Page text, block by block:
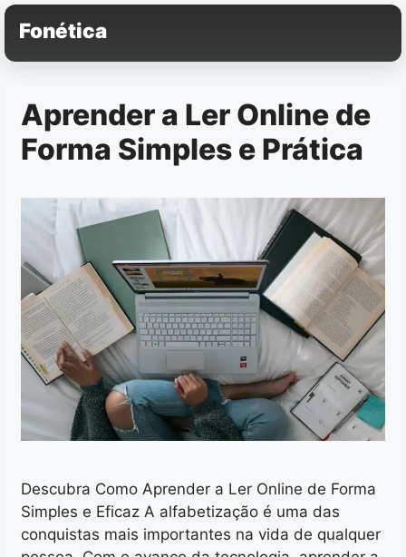
Pular
para
o
Fonética
Aprender a Ler Online de
Forma Simples e Prática
Descubra Como Aprender a Ler Online de Forma
Simples e Eficaz A alfabetização é uma das
conquistas mais importantes na vida de qualquer